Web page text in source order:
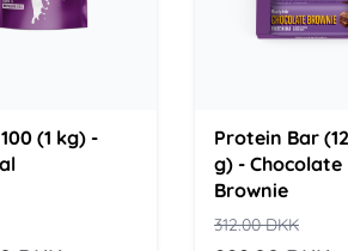
(1 kg) -
Protein Bar
g) - Chocolate
Brownie
312.00DKK